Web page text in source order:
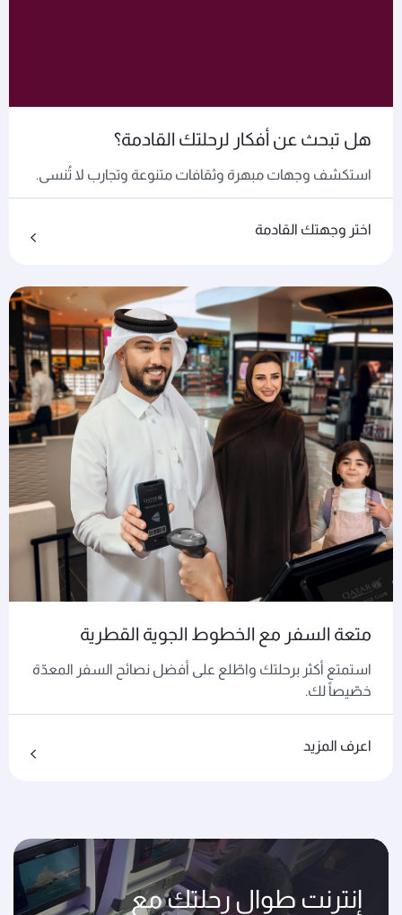
هل تبحث عن أفكار لرحلتك القادمة؟
استكشف وجهات مبهرة وثقافات متنوعة وتجارب لا تُنسى.
اختر وجهتك القادمة
متعة السفر مع الخطوط الجوية القطرية
استمتع أكثر برحلتك واطّلع على أفضل نصائح السفر المعدّة
خصّيصاً لك.
اعرف المزيد
إنترنت طوال رحلتك مع